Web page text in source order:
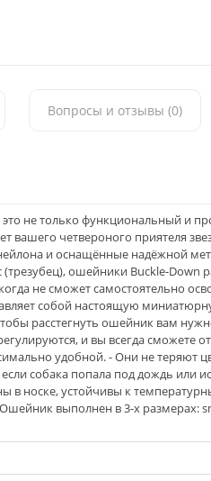
Вопросы и отзывы (0)
не только функциональный и
вашего четвероного приятеля
и оснащённые надёжной
(трезубец), ошейники Buckle-Down
не сможет самостоятельно
собой настоящую
расстегнуть ошейник вам
и вы всегда сможете
удобной. - Они не теряют
собака попала под дождь или
в носке, устойчивы к
выполнен в 3-х размерах: